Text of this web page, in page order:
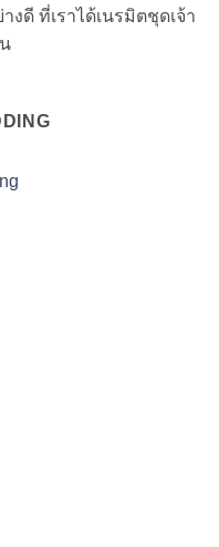
งดี ที่เราได้เนรมิตชุดเจ้า